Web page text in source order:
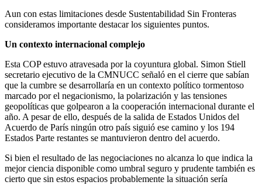
Aun con estas limitaciones desde Sustentabilidad Sin Fronteras
consideramos importante destacar los siguientes puntos.
Un contexto internacional complejo
Esta COP estuvo atravesada por la coyuntura global. Simon Stiell
secretario ejecutivo de la CMNUCC señaló en el cierre que sabían
que la cumbre se desarrollaría en un contexto político tormentoso
marcado por el negacionismo, la polarización y las tensiones
geopolíticas que golpearon a la cooperación internacional durante el
año. A pesar de ello, después de la salida de Estados Unidos del
Acuerdo de París ningún otro país siguió ese camino y los 194
Estados Parte restantes se mantuvieron dentro del acuerdo.
Si bien el resultado de las negociaciones no alcanza lo que indica la
mejor ciencia disponible como umbral seguro y prudente también es
cierto que sin estos espacios probablemente la situación sería